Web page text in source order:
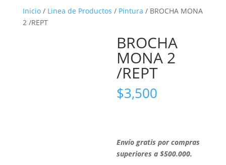
Inicio/ Linea de Productos / Pintura / BROCHA MONA
2 /REPT
BROCHA
MONA 2
/REPT
$3,500
Envío gratis por compras
superiores a $500.000.